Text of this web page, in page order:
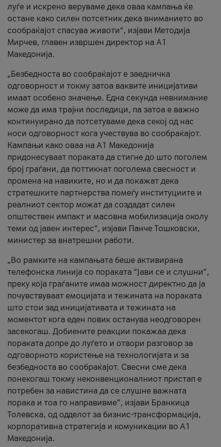
луѓе и искрено веруваме дека оваа кампања ќе
остане како силен потсетник дека вниманието во
сообраќајот спасува животи“, изјави Методија
Мирчев, главен извршен директор на А1
Македонија.
„Безбедноста во сообраќајот е заедничка
одговорност и токму затоа ваквите иницијативи
имаат особено значење. Една секунда невнимание
може да има трајни последици, па затоа е важно
континуирано да потсетуваме дека секој од нас
носи одговорност кога учествува во сообраќајот.
Кампањи како оваа на A1 Македонија
придонесуваат пораката да стигне до што поголем
број граѓани, да поттикнат поголема свесност и
промена на навиките, но и да покажат дека
стратешките партнерства помеѓу институциите и
реалниот сектор можат да создадат силен
општествен импакт и масовна мобилизација околу
теми од јавен интерес“, изјави Панче Тошковски,
министер за внатрешни работи.
„Во рамките на кампањата беше активирана
телефонска линија со пораката “Јави се и слушни”,
преку која граѓаните имаа можност директно да ја
почувствуваат емоцијата и тежината на пораката
што стои зад иницијативата и тежината на
моментот кога еден повик останува неодговорен
засекогаш. Добиените реакции покажаа дека
пораката допре до луѓето и отвори разговор за
одговорното користење на технологијата и за
безбедноста во сообраќајот. Свесни сме дека
понекогаш токму неконвенционалниот пристап е
потребен за навистина да се слушне важната
порака и тоа го направивме”, изјави Бранкица
Толевска, од одделот за бизнис-трансформација,
корпоративна стратегија и комуникации во А1
Македонија.